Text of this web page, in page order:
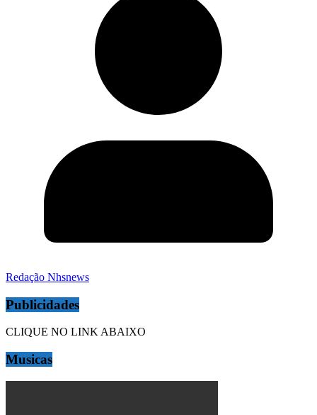
Redação Nhsnews
Publicidades
CLIQUE NO LINK ABAIXO
Musicas